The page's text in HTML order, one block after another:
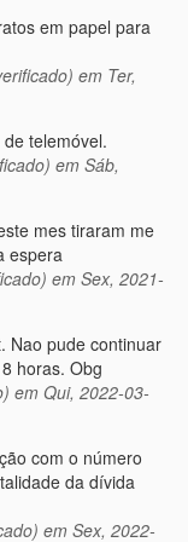
em papel para
em Ter,
telemóvel.
em Sáb,
mes tiraram me
espera
em Sex, 2021-
Nao pude continuar
horas. Obg
em Qui, 2022-03-
com o número
da dívida
em Sex, 2022-